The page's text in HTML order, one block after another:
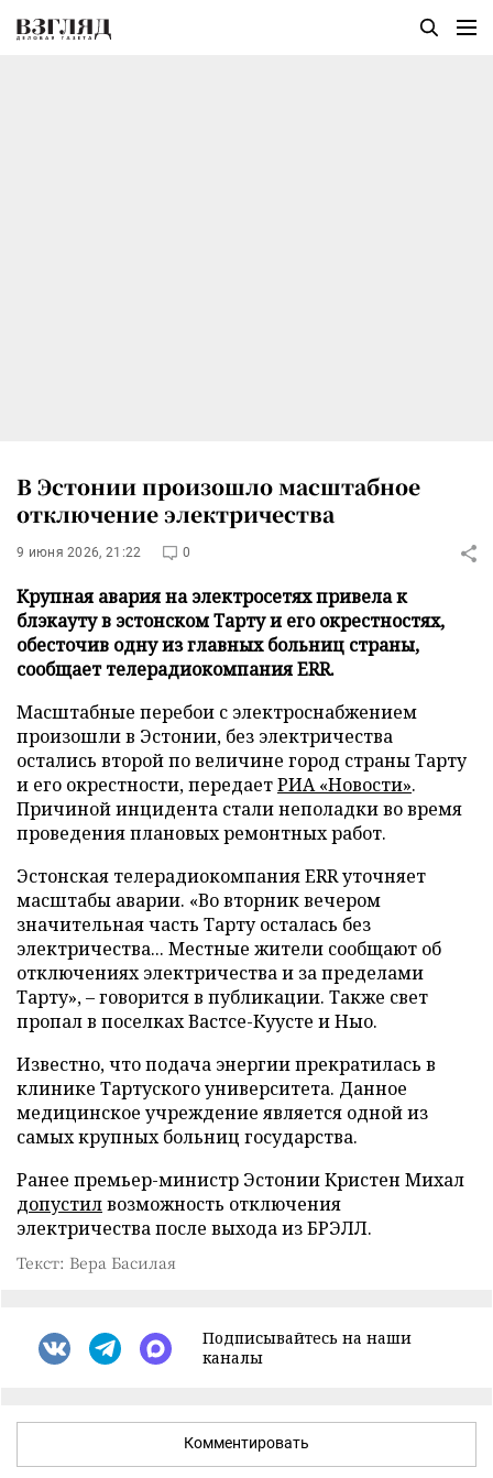
В Эстонии произошло масштабное
отключение электричества
9 июня 2026, 21:22 0
Крупная авария на электросетях привела к
блэкауту в эстонском Тарту и его окрестностях,
обесточив одну из главных больниц страны,
сообщает телерадиокомпания ERR.
Масштабные перебои с электроснабжением
произошли в Эстонии, без электричества
остались второй по величине город страны Тарту
и его окрестности, передаетРИА «Новости».
Причиной инцидента стали неполадки во время
проведения плановых ремонтных работ.
Эстонская телерадиокомпания ERR уточняет
масштабы аварии. «Во вторник вечером
значительная часть Тарту осталась без
электричества... Местные жители сообщают об
отключениях электричества и за пределами
Тарту», – говорится в публикации. Также свет
пропал в поселках Вастсе-Куусте и Ныо.
Известно, что подача энергии прекратилась в
клинике Тартуского университета. Данное
медицинское учреждение является одной из
самых крупных больниц государства.
Ранее премьер-министр Эстонии Кристен Михал
допустилвозможность отключения
электричества после выхода из БРЭЛЛ.
Текст: Вера Басилая
Подписывайтесь на наши
каналы
Комментировать